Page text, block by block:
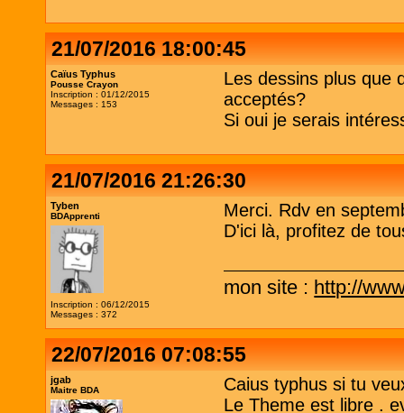
21/07/2016 18:00:45
Caïus Typhus
Pousse Crayon
Inscription : 01/12/2015
Messages : 153
Les dessins plus que
acceptés?
Si oui je serais
21/07/2016 21:26:30
Tyben
BDApprenti
Inscription : 06/12/2015
Messages : 372
Merci. Rdv en
D'ici là, profitez de
mon site : http://
22/07/2016 07:08:55
jgab
Maitre BDA
Caius typhus si tu
Le Theme est libre .